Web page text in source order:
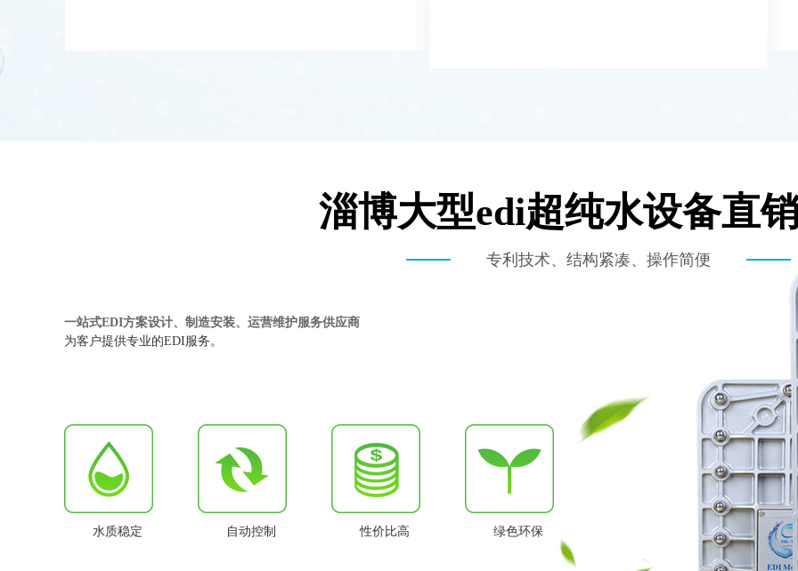
淄博大型edi超纯水设备直
专利技术、结构紧凑、操作简便
一站式EDI方案设计、制造安装、运营维护服务供应商
为客户提供专业的EDI服务。
水质稳定 自动控制 性价比高 绿色环保